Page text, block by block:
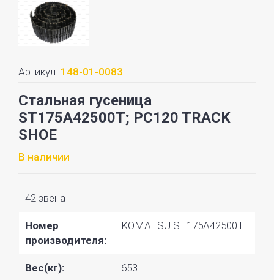
Артикул: 148-01-0083
Стальная гусеница
ST175A42500T; PC120 TRACK
SHOE
В наличии
42 звена
Номер
производителя:
KOMATSU ST175A42500T
Вес(кг): 653